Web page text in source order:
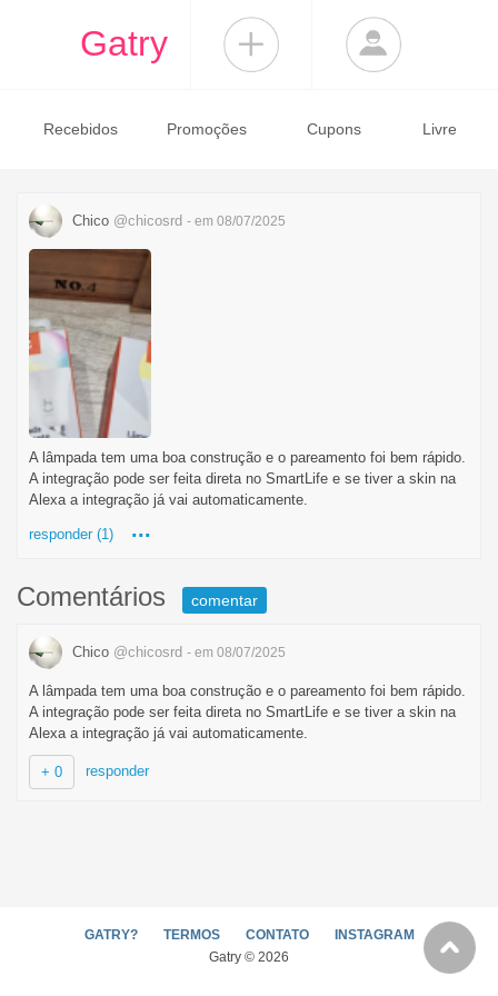
Gatry
Recebidos Promoções Cupons Livre
Chico @chicosrd - em 08/07/2025
A lâmpada tem uma boa construção e o pareamento foi bem rápido.
A integração pode ser feita direta no SmartLife e se tiver a skin na
Alexa a integração já vai automaticamente.
responder (1) ...
Comentários comentar
Chico @chicosrd - em 08/07/2025
A lâmpada tem uma boa construção e o pareamento foi bem rápido.
A integração pode ser feita direta no SmartLife e se tiver a skin na
Alexa a integração já vai automaticamente.
+ 0 responder
GATRY? TERMOS CONTATO
INSTAGRAM
Gatry © 2026